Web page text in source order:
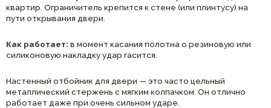
квартир. Ограничитель крепится к стене (или плинтусу) на
пути открывания двери.
Как работает: в момент касания полотна о резиновую или
силиконовую накладку удар гасится.
Настенный отбойник для двери — это часто цельный
металлический стержень с мягким колпачком. Он отлично
работает даже при очень сильном ударе.